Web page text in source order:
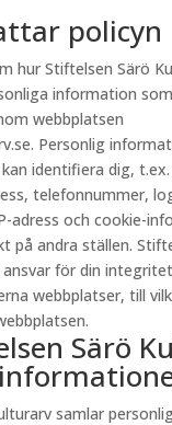
policyn
hur Stiftelsen Särö
information
webbplatsen
Personlig
identifiera dig,
telefonnummer,
adress och cookie-
på andra ställen.
för din
webbplatser, till
Särö
samlar